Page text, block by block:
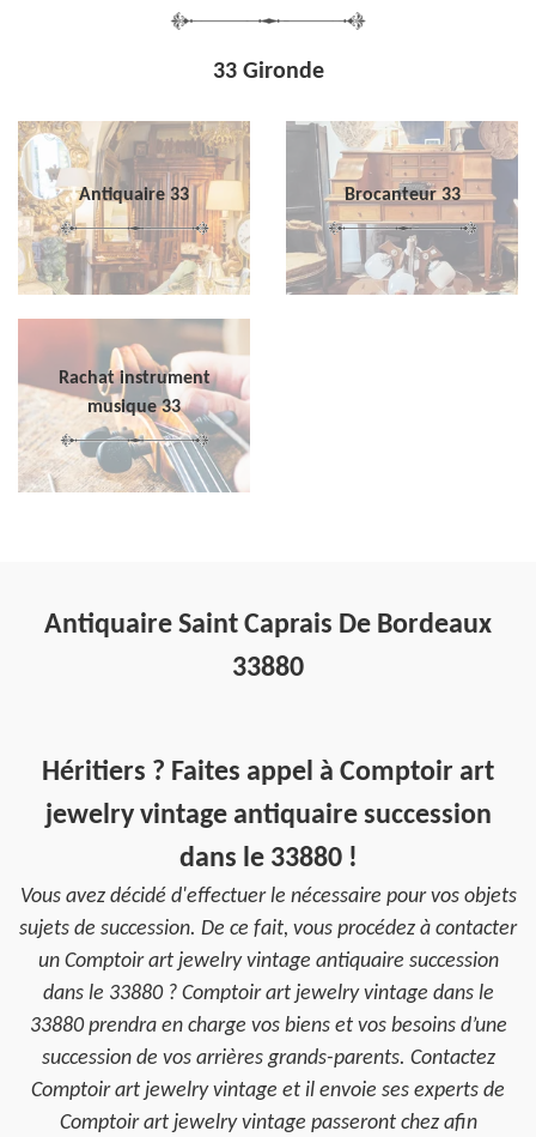
33 Gironde
Antiquaire 33 Brocanteur 33
Rachat instrument
musique 33
Antiquaire Saint Caprais De Bordeaux
33880
Héritiers ? Faites appel à Comptoir art
jewelry vintage antiquaire succession
dans le 33880 !
Vous avez décidé d'effectuer le nécessaire pour vos objets
sujets de succession. De ce fait, vous procédez à contacter
un Comptoir art jewelry vintage antiquaire succession
dans le 33880 ? Comptoir art jewelry vintage dans le
33880 prendra en charge vos biens et vos besoins d’une
succession de vos arrières grands-parents. Contactez
Comptoir art jewelry vintage et il envoie ses experts de
Comptoir art jewelry vintage passeront chez afin